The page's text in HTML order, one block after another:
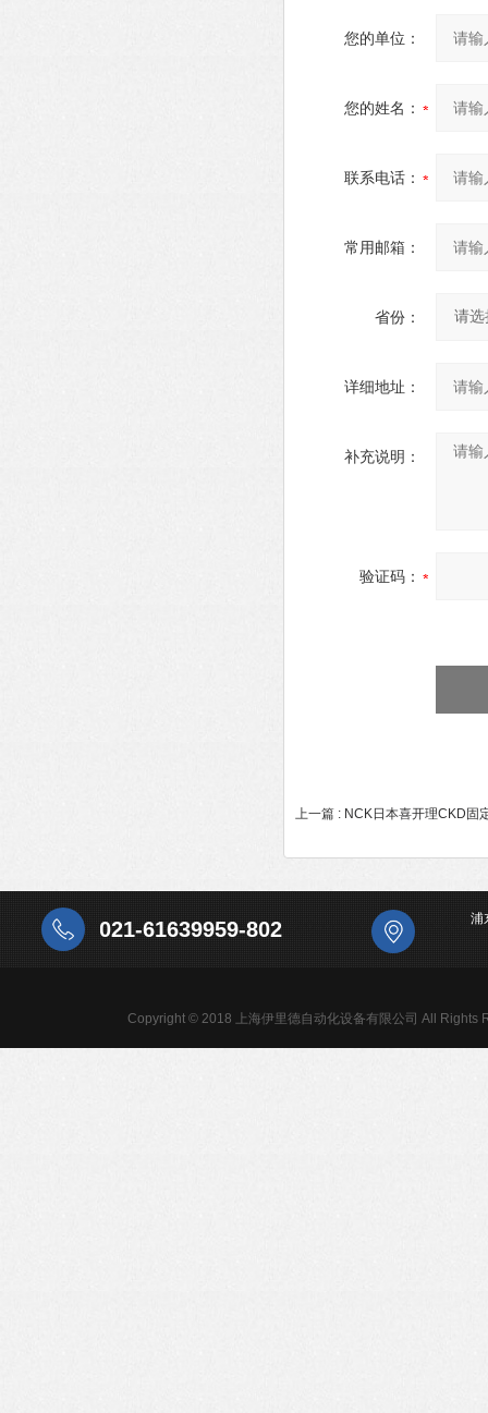
您的单位：
您的姓名：
联系电话：
常用邮箱：
省份：
详细地址：
补充说明：
验证码：
上一篇 : NCK日本喜开理CKD固
021-61639959-802 浦
Copyright © 2018 上海伊里德自动化设备有限公司 All Rights